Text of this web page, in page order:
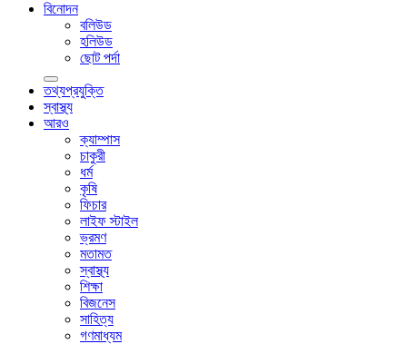
বিনোদন
বলিউড
হলিউড
ছোট পর্দা
তথ্যপ্রযুক্তি
স্বাস্থ্য
আরও
ক্যাম্পাস
চাকুরী
ধর্ম
কৃষি
ফিচার
লাইফ স্টাইল
ভ্রমণ
মতামত
স্বাস্থ্য
শিক্ষা
বিজনেস
সাহিত্য
গণমাধ্যম